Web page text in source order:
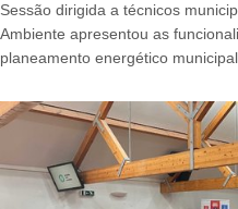
Sessão dirigida a técnicos
Ambiente apresentou as
planeamento energético municipal